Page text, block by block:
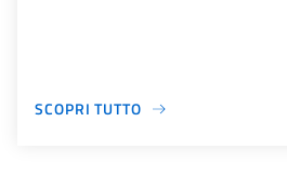
SCOPRI TUTTO